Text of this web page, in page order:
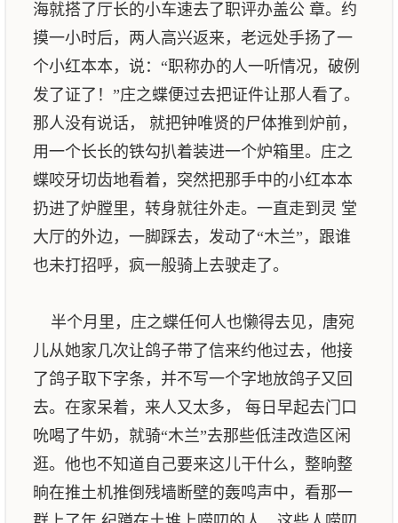
海就搭了厅长的小车速去了职评办盖公 章。约
摸一小时后，两人高兴返来，老远处手扬了一
个小红本本，说：“职称办的人一听情况，破例
发了证了！”庄之蝶便过去把证件让那人看了。
那人没有说话， 就把钟唯贤的尸体推到炉前，
用一个长长的铁勾扒着装进一个炉箱里。庄之
蝶咬牙切齿地看着，突然把那手中的小红本本
扔进了炉膛里，转身就往外走。一直走到灵 堂
大厅的外边，一脚踩去，发动了“木兰”，跟谁
也未打招呼，疯一般骑上去驶走了。
半个月里，庄之蝶任何人也懒得去见，唐宛
儿从她家几次让鸽子带了信来约他过去，他接
了鸽子取下字条，并不写一个字地放鸽子又回
去。在家呆着，来人又太多， 每日早起去门口
吮喝了牛奶，就骑“木兰”去那些低洼改造区闲
逛。他也不知道自己要来这儿干什么，整晌整
晌在推土机推倒残墙断壁的轰鸣声中，看那一